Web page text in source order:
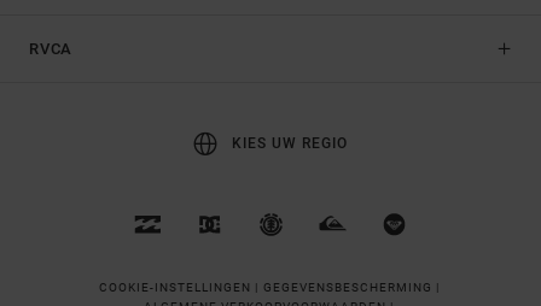
RVCA
KIES UW REGIO
COOKIE-INSTELLINGEN | GEGEVENSBESCHERMING |